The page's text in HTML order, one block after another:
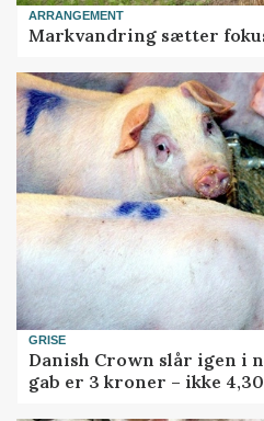
ARRANGEMENT
Markvandring sætter
GRISE
Danish Crown slår igen i
gab er 3 kroner – ikke 4,30